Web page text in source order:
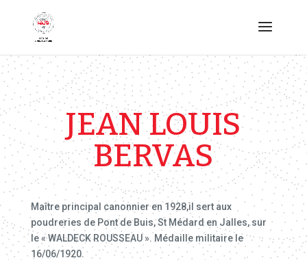
JEAN LOUIS
BERVAS
Maître principal canonnier en 1928,il sert aux
poudreries de Pont de Buis, St Médard en Jalles, sur
le « WALDECK ROUSSEAU ». Médaille militaire le
16/06/1920.